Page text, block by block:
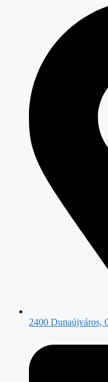
2400 Dunaújváros,